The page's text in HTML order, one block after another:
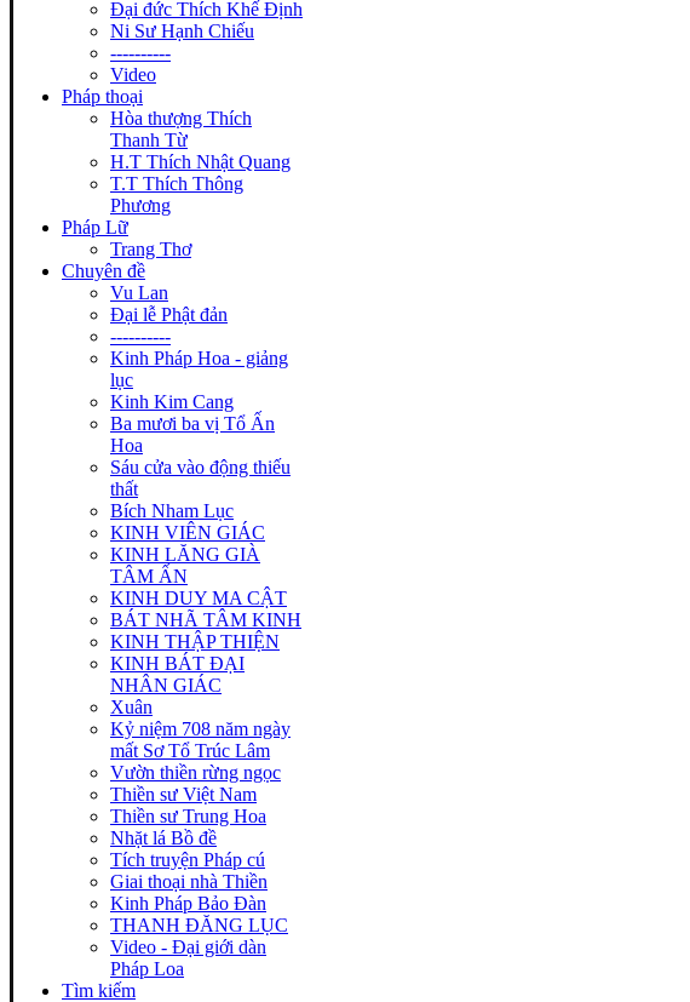
Đại đức Thích Khế Định
Ni Sư Hạnh Chiếu
----------
Video
Pháp thoại
Hòa thượng Thích
Thanh Từ
H.T Thích Nhật Quang
T.T Thích Thông
Phương
Pháp Lữ
Trang Thơ
Chuyên đề
Vu Lan
Đại lễ Phật đản
----------
Kinh Pháp Hoa - giảng
lục
Kinh Kim Cang
Ba mươi ba vị Tổ Ấn
Hoa
Sáu cửa vào động thiếu
thất
Bích Nham Lục
KINH VIÊN GIÁC
KINH LĂNG GIÀ
TÂM ẤN
KINH DUY MA CẬT
BÁT NHÃ TÂM KINH
KINH THẬP THIỆN
KINH BÁT ĐẠI
NHÂN GIÁC
Xuân
Kỷ niệm 708 năm ngày
mất Sơ Tổ Trúc Lâm
Vườn thiền rừng ngọc
Thiền sư Việt Nam
Thiền sư Trung Hoa
Nhặt lá Bồ đề
Tích truyện Pháp cú
Giai thoại nhà Thiền
Kinh Pháp Bảo Đàn
THANH ĐĂNG LỤC
Video - Đại giới dàn
Pháp Loa
Tìm kiếm